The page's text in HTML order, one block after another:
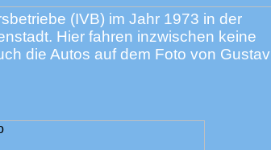
(IVB) im Jahr 1973 in der
Hier fahren inzwischen keine
die Autos auf dem Foto von Gustav